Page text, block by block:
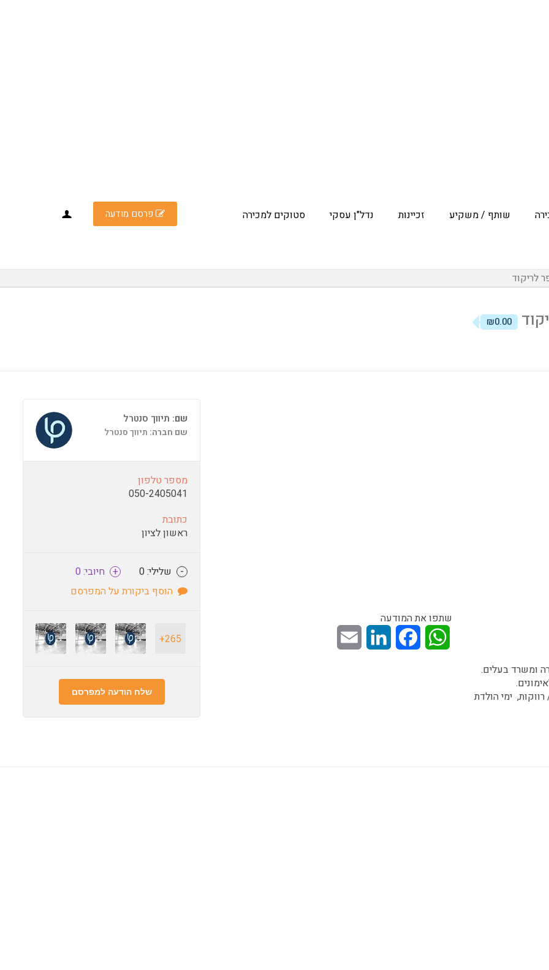
שותף / משקיע זכיינות נדל"ן עסקי סטוקים למכירה פרסם מודעה
לריקוד
₪0.00
ימי הולדת
שתפו את המודעה
WhatsApp
Facebook
LinkedIn
שם: תיווך סנטרל
שם חברה: תיווך סנטרל
מספר טלפון
050-2405041
כתובת
ראשון לציון
+חיובי: 0 - שלילי: 0
הוסף ביקורת על המפרסם
265+
שלח הודעה למפרסם